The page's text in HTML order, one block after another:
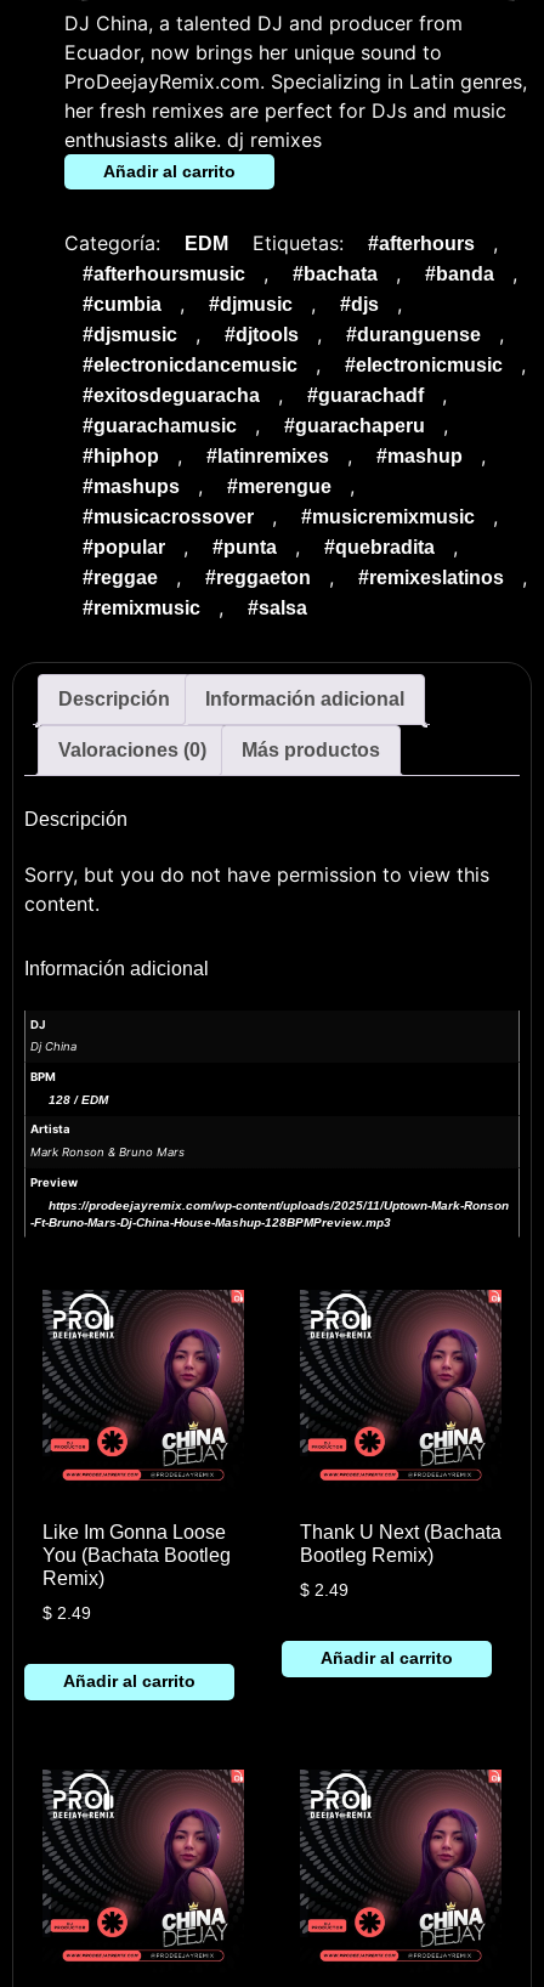
DJ China, a talented DJ and producer from
Ecuador, now brings her unique sound to
ProDeejayRemix.com. Specializing in Latin genres,
her fresh remixes are perfect for DJs and music
enthusiasts alike. dj remixes
Añadir al carrito
Categoría: EDM Etiquetas: #afterhours ,
#afterhoursmusic , #bachata , #banda ,
#cumbia , #djmusic , #djs ,
#djsmusic , #djtools , #duranguense ,
#electronicdancemusic , #electronicmusic ,
#exitosdeguaracha , #guarachadf ,
#guarachamusic , #guarachaperu ,
#hiphop , #latinremixes , #mashup ,
#mashups , #merengue ,
#musicacrossover , #musicremixmusic ,
#popular , #punta , #quebradita ,
#reggae , #reggaeton , #remixeslatinos ,
#remixmusic , #salsa
Descripción Información adicional
Valoraciones (0) Más productos
Descripción
Sorry, but you do not have permission to view this
content.
Información adicional
DJ
Dj China
BPM
128 / EDM
Artista
Mark Ronson & Bruno Mars
Preview
https://prodeejayremix.com/wp-content/uploads/2025/11/Uptown-Mark-Ronson
-Ft-Bruno-Mars-Dj-China-House-Mashup-128BPMPreview.mp3
Like Im Gonna Loose
You (Bachata Bootleg
Remix)
$2.49
Añadir al carrito
Thank U Next (Bachata
Bootleg Remix)
$ 2.49
Añadir al carrito